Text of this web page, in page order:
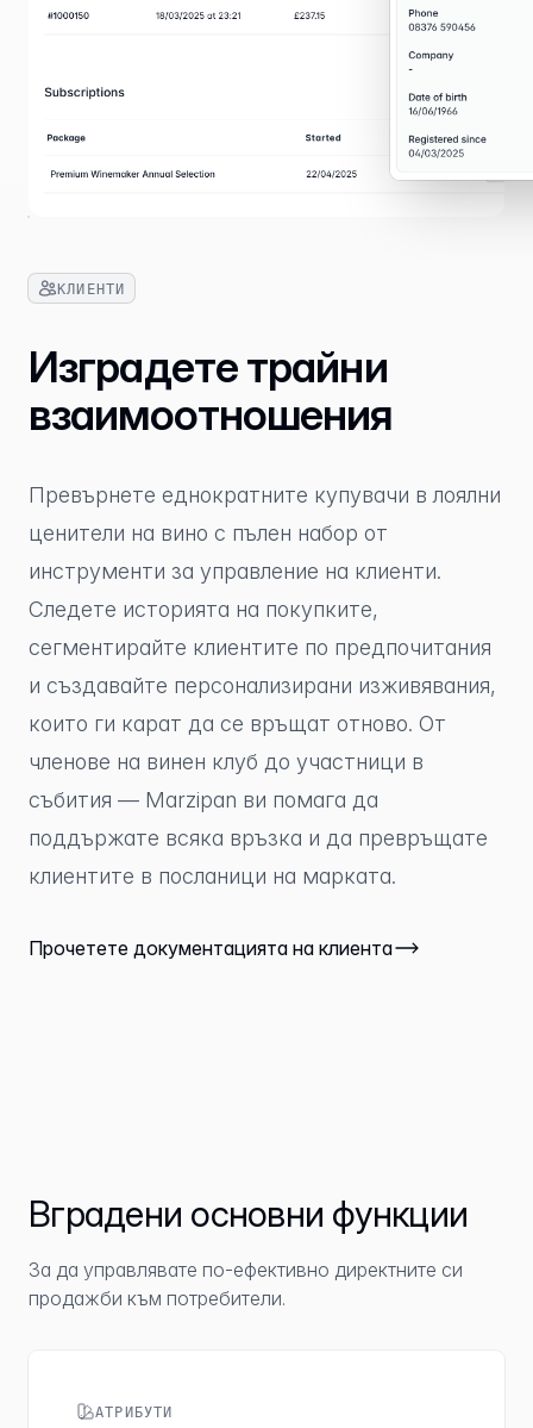
КЛИЕНТИ
Изградете трайни
взаимоотношения
Превърнете еднократните купувачи в лоялни
ценители на вино с пълен набор от
инструменти за управление на клиенти.
Следете историята на покупките,
сегментирайте клиентите по предпочитания
и създавайте персонализирани изживявания,
които ги карат да се връщат отново. От
членове на винен клуб до участници в
събития — Marzipan ви помага да
поддържате всяка връзка и да превръщате
клиентите в посланици на марката.
Прочетете документацията на клиента
Вградени основни функции
За да управлявате по-ефективно директните си
продажби към потребители.
АТРИБУТИ